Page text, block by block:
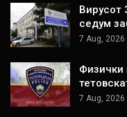
Вирусот
седум
7 Aug, 2026
Физички
7 Aug, 2026